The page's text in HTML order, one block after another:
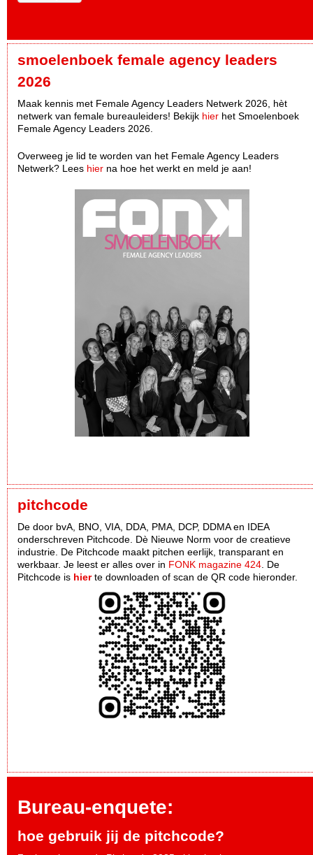
smoelenboek female agency leaders
2026
Maak kennis met Female Agency Leaders Netwerk 2026, hèt
netwerk van female bureauleiders! Bekijk hier het Smoelenboek
Female Agency Leaders 2026.
Overweeg je lid te worden van het Female Agency Leaders
Netwerk? Lees hier na hoe het werkt en meld je aan!
pitchcode
De door bvA, BNO, VIA, DDA, PMA, DCP, DDMA en IDEA
onderschreven Pitchcode. Dè Nieuwe Norm voor de creatieve
industrie. De Pitchcode maakt pitchen eerlijk, transparant en
werkbaar. Je leest er alles over in FONK magazine 424 . De
Pitchcode is hierte downloaden of scan de QR code hieronder.
Bureau-enquete:
hoe gebruik jij de pitchcode?